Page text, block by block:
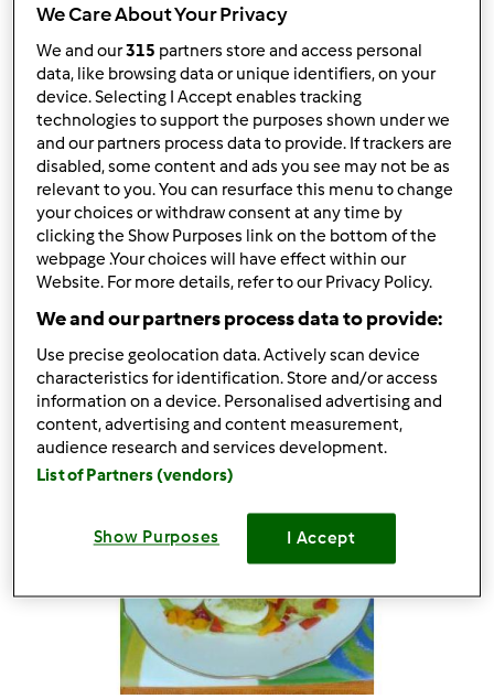
5.0(10)
LIQUORE MENTA E LIQUIRIZIA
daOspite
11 43 -- 2 13min
We Care About Your Privacy
We and our315 partners store and access personal
data, like browsing data or unique identifiers, on your
device. Selecting I Accept enables tracking
technologies to support the purposes shown under we
and our partners process data to provide. If trackers are
disabled, some content and ads you see may not be as
relevant to you. You can resurface this menu to change
your choices or withdraw consent at any time by
clicking the Show Purposes link on the bottom of the
webpage .Your choices will have effect within our
Website. For more details, refer to our Privacy Policy.
We and our partners process data to provide:
Use precise geolocation data. Actively scan device
characteristics for identification. Store and/or access
information on a device. Personalised advertising and
content, advertising and content measurement,
audience research and services development.
List of Partners (vendors)
Show Purposes I Accept